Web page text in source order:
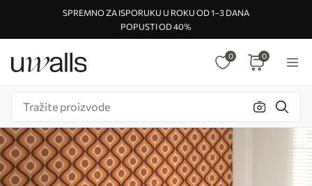
SPREMNO ZA ISPORUKU U ROKU OD 1–3 DANA
POPUSTI OD 40%
0 0